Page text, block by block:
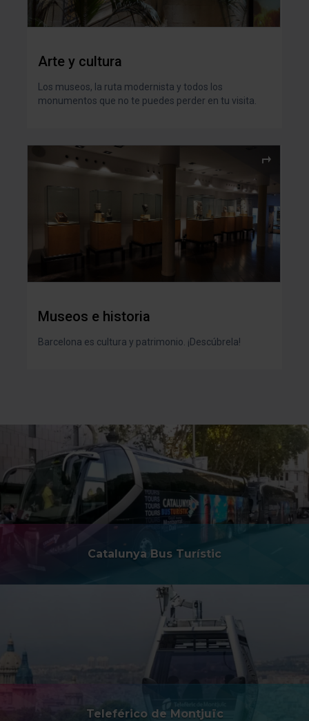
Arte y cultura
Los museos, la ruta modernista y todos los
monumentos que no te puedes perder en tu visita.
Museos e historia
Barcelona es cultura y patrimonio. ¡Descúbrela!
Catalunya Bus Turístic
Teleférico de Montjuïc